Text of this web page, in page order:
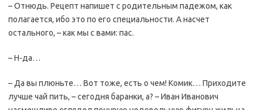
– Отнюдь. Рецепт напишет с родительным падежом, как
полагается, ибо это по его специальности. А насчет
остального, – как мы с вами: пас.
– Н-да…
– Да вы плюньте… Вот тоже, есть о чем! Комик… Приходите
лучше чай пить, – сегодня баранки, а? – Иван Иванович